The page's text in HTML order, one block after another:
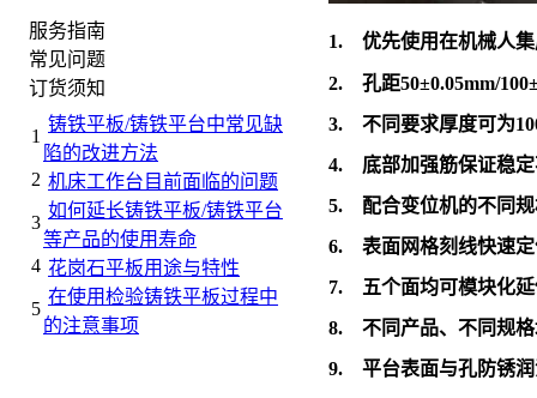
服务指南
常见问题
订货须知
1
铸铁平板/铸铁平台中常见缺
陷的改进方法
2 机床工作台目前面临的问题
3
如何延长铸铁平板/铸铁平台
等产品的使用寿命
4 花岗石平板用途与特性
5
在使用检验铸铁平板过程中
的注意事项
1. 优先使用在机械人
2. 孔距50±0.05mm/
3. 不同要求厚度可为
4. 底部加强筋保证稳
5. 配合变位机的不同
6. 表面网格刻线快速
7.
五个面均可模块化
8. 不同产品、不同规
9. 平台表面与孔防锈